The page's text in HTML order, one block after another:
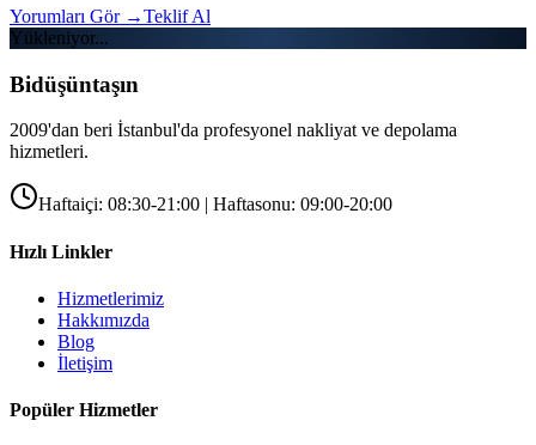
Yorumları Gör →Teklif Al
Yükleniyor...
Bidüşüntaşın
2009'dan beri İstanbul'da profesyonel nakliyat ve depolama
hizmetleri.
Haftaiçi: 08:30-21:00 | Haftasonu: 09:00-20:00
Hızlı Linkler
Hizmetlerimiz
Hakkımızda
Blog
İletişim
Popüler Hizmetler